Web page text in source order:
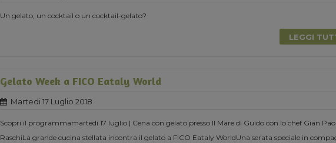
Un gelato, un cocktail o un cocktail-gelato?
LEGGI
Gelato Week a FICO Eataly World
Martedi 17 Luglio 2018
Scopri il programmamartedi 17 luglio | Cena con gelato presso Il Mare di Guido con lo chef Gian
RaschiLa grande cucina stellata incontra il gelato a FICO Eataly WorldUna serata speciale in